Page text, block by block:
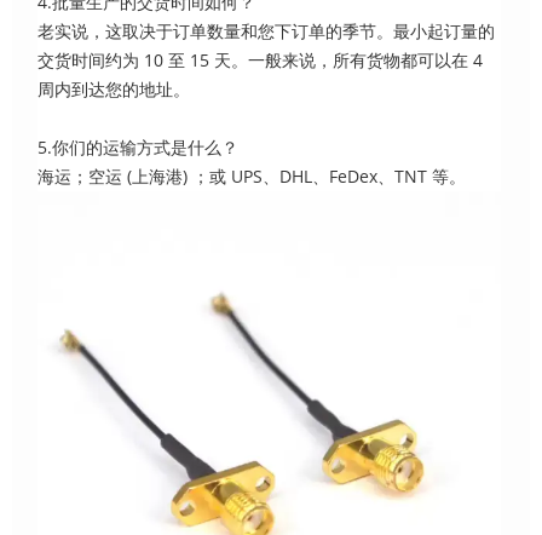
老实说，这取决于订单数量和您下订单的季节。最小起订量的
交货时间约为 10 至 15 天。一般来说，所有货物都可以在 4
周内到达您的地址。
5.你们的运输方式是什么？
海运；空运 (上海港) ；或 UPS、DHL、FeDex、TNT 等。